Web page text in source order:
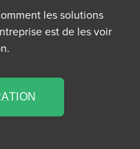
les solutions
est de les voir